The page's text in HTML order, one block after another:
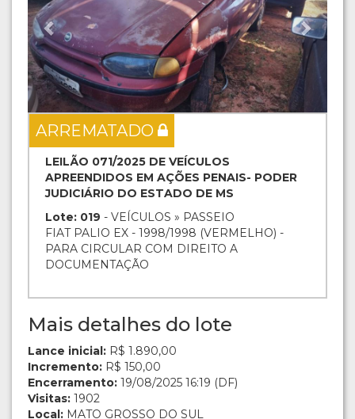
ARREMATADO
LEILÃO 071/2025 DE VEÍCULOS
APREENDIDOS EM AÇÕES PENAIS- PODER
JUDICIÁRIO DO ESTADO DE MS
Lote: 019 - VEÍCULOS » PASSEIO
FIAT PALIO EX - 1998/1998 (VERMELHO) -
PARA CIRCULAR COM DIREITO A
DOCUMENTAÇÃO
Mais detalhes do lote
Lance inicial: R$ 1.890,00
Incremento: R$ 150,00
Encerramento: 19/08/2025 16:19 (DF)
Visitas: 1902
Local: MATO GROSSO DO SUL